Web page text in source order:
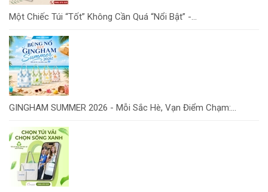
Một Chiếc Túi “Tốt” Không Cần Quá “Nổi Bật” -...
GINGHAM SUMMER 2026 - Mỗi Sắc Hè, Vạn Điểm Chạm:...